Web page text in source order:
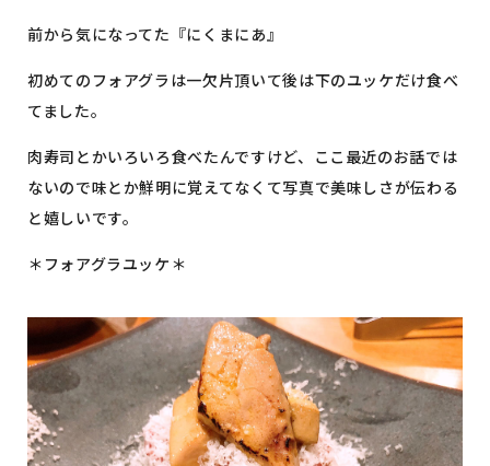
前から気になってた『にくまにあ』
初めてのフォアグラは一欠片頂いて後は下のユッケだけ食べ
てました。
肉寿司とかいろいろ食べたんですけど、ここ最近のお話では
ないので味とか鮮明に覚えてなくて写真で美味しさが伝わる
と嬉しいです。
＊フォアグラユッケ＊